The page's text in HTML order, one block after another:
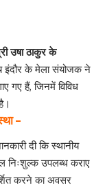
उषा ठाकुर के
के मेला संयोजक ने
गए हैं, जिनमें विविध
–
दी कि स्थानीय
निःशुल्क उपलब्ध कराए
करने का अवसर